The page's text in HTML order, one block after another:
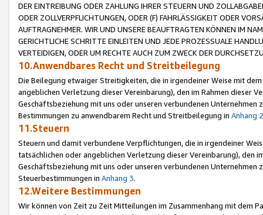
DER EINTREIBUNG ODER ZAHLUNG IHRER STEUERN UND
ODER ZOLLVERPFLICHTUNGEN, ODER (F) FAHRLÄSSIGKEIT ODER
AUFTRAGNEHMER. WIR UND UNSERE BEAUFTRAGTEN KÖNNEN IM
GERICHTLICHE SCHRITTE EINLEITEN UND JEDE PROZESSUALE
VERTEIDIGEN, ODER UM RECHTE AUCH ZUM ZWECK DER
10.Anwendbares Recht und Streitbeilegung
Die Beilegung etwaiger Streitigkeiten, die in irgendeiner Weise mit
angeblichen Verletzung dieser Vereinbarung), den im Rahmen dieser
Geschäftsbeziehung mit uns oder unseren verbundenen
Bestimmungen zu anwendbarem Recht und Streitbeilegung in Anhang 2
11.Steuern
Steuern und damit verbundene Verpflichtungen, die in irgendeiner
tatsächlichen oder angeblichen Verletzung dieser Vereinbarung), den
Geschäftsbeziehung mit uns oder unseren verbundenen
Steuerbestimmungen in Anhang 3.
12.Weitere Bestimmungen
Wir können von Zeit zu Zeit Mitteilungen im Zusammenhang mit dem